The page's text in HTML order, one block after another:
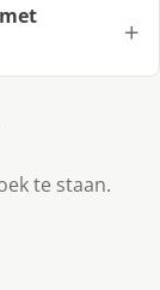
te staan.